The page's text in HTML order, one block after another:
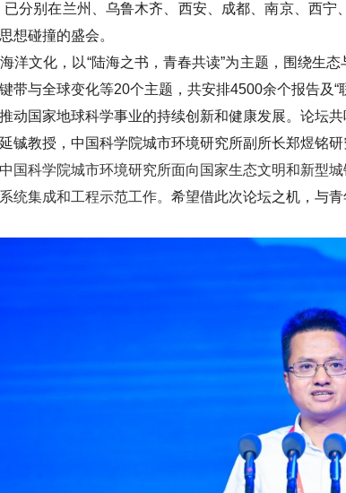
分别在兰州、乌鲁木齐、西安、成都、南京、西
想碰撞的盛会。
洋文化，以“陆海之书，青春共读”为主题，围绕生
带与全球变化等20个主题，共安排4500余个报告及“
动国家地球科学事业的持续创新和健康发展。论坛共
铖教授，中国科学院城市环境研究所副所长郑煜铭
国科学院城市环境研究所面向国家生态文明和新型
统集成和工程示范工作。 希望借此次论坛之机，与